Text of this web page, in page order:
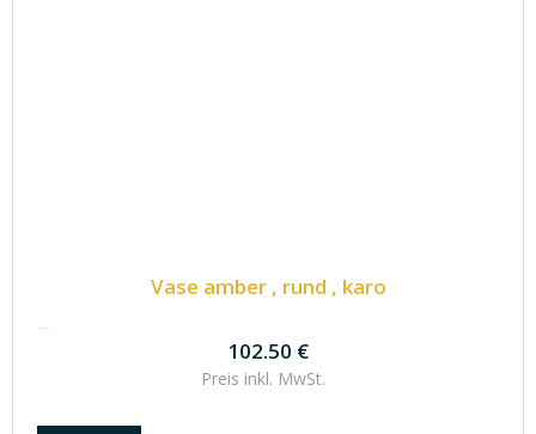
Vase amber , rund , karo
102.50 €
102.50 €
Preis inkl. MwSt.